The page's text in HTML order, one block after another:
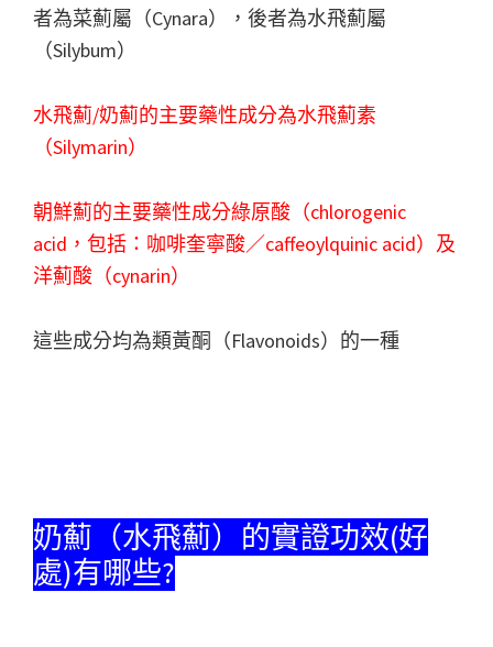
者為菜薊屬（Cynara），後者為水飛薊屬
（Silybum）
水飛薊/奶薊的主要藥性成分為水飛薊素
（Silymarin）
朝鮮薊的主要藥性成分綠原酸（chlorogenic
acid，包括：咖啡奎寧酸／caffeoylquinic acid）及
洋薊酸（cynarin）
這些成分均為類黃酮（Flavonoids）的一種
奶薊（水飛薊）的實證功效(好
處)有哪些?